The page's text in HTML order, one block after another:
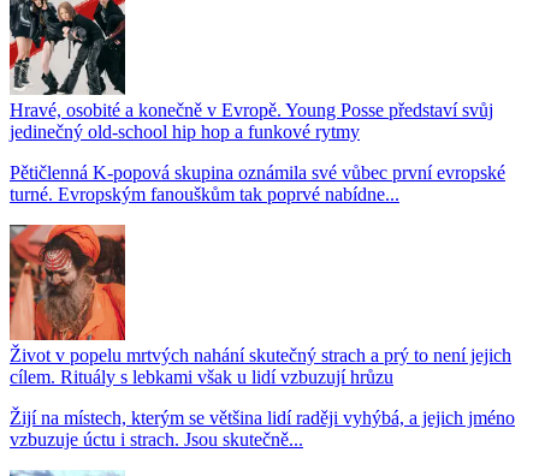
Hravé, osobité a konečně v Evropě. Young Posse představí svůj
jedinečný old-school hip hop a funkové rytmy
Pětičlenná K-popová skupina oznámila své vůbec první evropské
turné. Evropským fanouškům tak poprvé nabídne...
Život v popelu mrtvých nahání skutečný strach a prý to není jejich
cílem. Rituály s lebkami však u lidí vzbuzují hrůzu
Žijí na místech, kterým se většina lidí raději vyhýbá, a jejich jméno
vzbuzuje úctu i strach. Jsou skutečně...